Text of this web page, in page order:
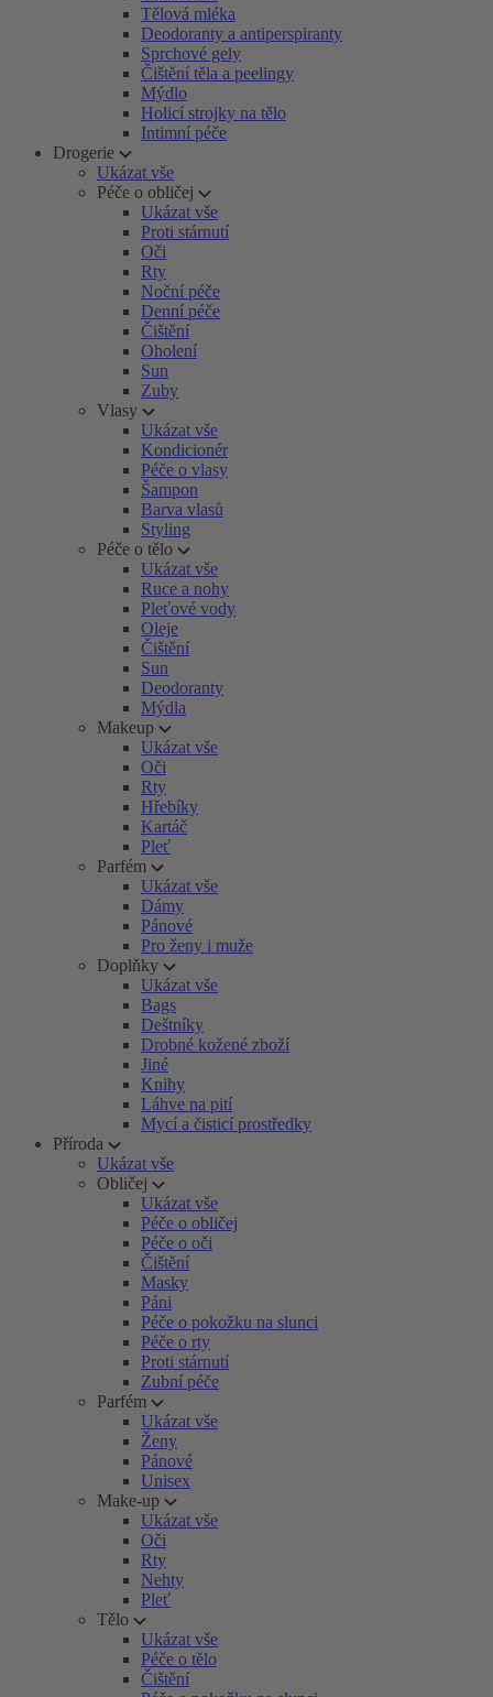
Tělová mléka
Deodoranty a antiperspiranty
Sprchové gely
Čištění těla a peelingy
Mýdlo
Holicí strojky na tělo
Intimní péče
Drogerie
Ukázat vše
Péče o obličej
Ukázat vše
Proti stárnutí
Oči
Rty
Noční péče
Denní péče
Čištění
Oholení
Sun
Zuby
Vlasy
Ukázat vše
Kondicionér
Péče o vlasy
Šampon
Barva vlasů
Styling
Péče o tělo
Ukázat vše
Ruce a nohy
Pleťové vody
Oleje
Čištění
Sun
Deodoranty
Mýdla
Makeup
Ukázat vše
Oči
Rty
Hřebíky
Kartáč
Pleť
Parfém
Ukázat vše
Dámy
Pánové
Pro ženy i muže
Doplňky
Ukázat vše
Bags
Deštníky
Drobné kožené zboží
Jiné
Knihy
Láhve na pití
Mycí a čisticí prostředky
Příroda
Ukázat vše
Obličej
Ukázat vše
Péče o obličej
Péče o oči
Čištění
Masky
Páni
Péče o pokožku na slunci
Péče o rty
Proti stárnutí
Zubní péče
Parfém
Ukázat vše
Ženy
Pánové
Unisex
Make-up
Ukázat vše
Oči
Rty
Nehty
Pleť
Tělo
Ukázat vše
Péče o tělo
Čištění